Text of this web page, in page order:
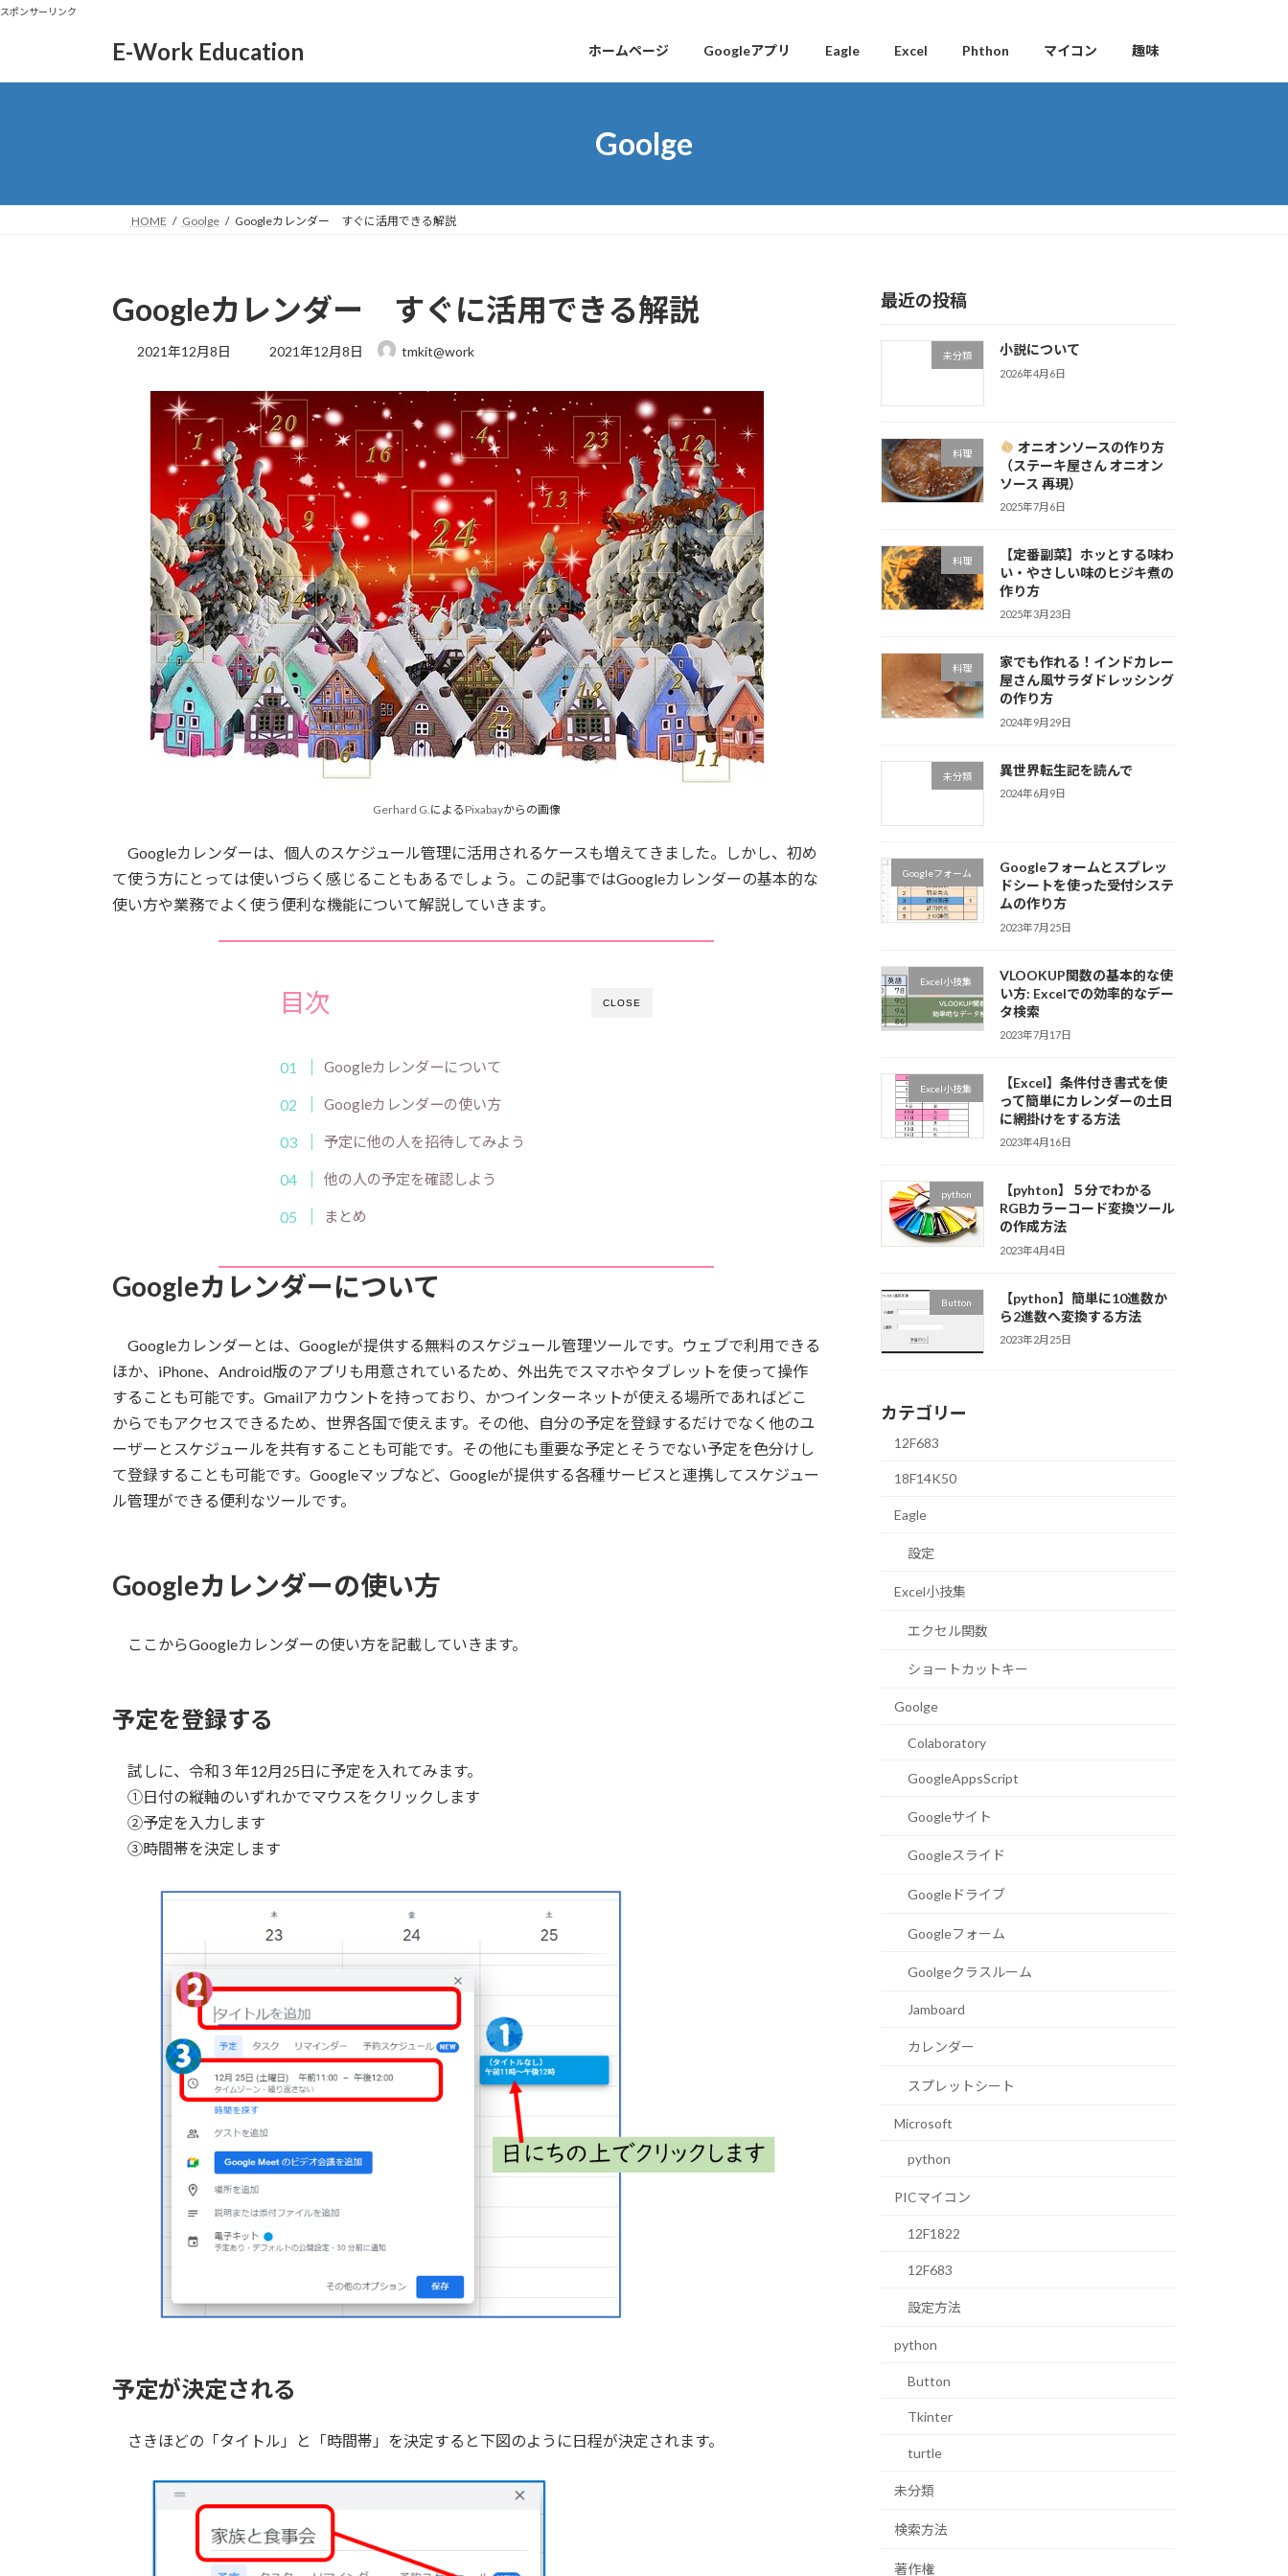
スポンサーリンク
E-Work Education ホームページ Googleアプリ Eagle Excel Phthon マイコン 趣味
Goolge
HOME Goolge Googleカレンダー すぐに活用できる解説
Googleカレンダー すぐに活用できる解説
2021年12月8日
最
新
日
時
:
2021年12月8日 tmkit@work
Gerhard G.による Pixabayからの画像
Googleカレンダーは、個人のスケジュール管理に活用されるケースも増えてきました。しかし、初め
て使う方にとっては使いづらく感じることもあるでしょう。この記事ではGoogleカレンダーの基本的な
使い方や業務でよく使う便利な機能について解説していきます。
CLOSE
目次
Googleカレンダーについて
Googleカレンダーの使い方
予定に他の人を招待してみよう
他の人の予定を確認しよう
まとめ
Googleカレンダーについて
Googleカレンダーとは、Googleが提供する無料のスケジュール管理ツールです。ウェブで利用できる
ほか、iPhone、Android版のアプリも用意されているため、外出先でスマホやタブレットを使って操作
することも可能です。Gmailアカウントを持っており、かつインターネットが使える場所であればどこ
からでもアクセスできるため、世界各国で使えます。その他、自分の予定を登録するだけでなく他のユ
ーザーとスケジュールを共有することも可能です。その他にも重要な予定とそうでない予定を色分けし
て登録することも可能です。Googleマップなど、Googleが提供する各種サービスと連携してスケジュー
ル管理ができる便利なツールです。
Googleカレンダーの使い方
ここからGoogleカレンダーの使い方を記載していきます。
予定を登録する
試しに、令和３年12月25日に予定を入れてみます。
①日付の縦軸のいずれかでマウスをクリックします
②予定を入力します
③時間帯を決定します
予定が決定される
さきほどの「タイトル」と「時間帯」を決定すると下図のように日程が決定されます。
最近の投稿
未分類 小説について
2026年4月6日
料理
オニオンソースの作り方
（ステーキ屋さん オニオン
ソース 再現）
2025年7月6日
料理
【定番副菜】ホッとする味わ
い・やさしい味のヒジキ煮の
作り方
2025年3月23日
料理
家でも作れる！インドカレー
屋さん風サラダドレッシング
の作り方
2024年9月29日
未分類 異世界転生記を読んで
2024年6月9日
Googleフォーム
Googleフォームとスプレッ
ドシートを使った受付システ
ムの作り方
2023年7月25日
Excel小技集
VLOOKUP関数の基本的な使
い方: Excelでの効率的なデー
タ検索
2023年7月17日
Excel小技集
【Excel】条件付き書式を使
って簡単にカレンダーの土日
に網掛けをする方法
2023年4月16日
python
【pyhton】５分でわかる
RGBカラーコード変換ツール
の作成方法
2023年4月4日
Button
【python】簡単に10進数か
ら2進数へ変換する方法
2023年2月25日
カテゴリー
12F683
18F14K50
Eagle
設定
Excel小技集
エクセル関数
ショートカットキー
Goolge
Colaboratory
GoogleAppsScript
Googleサイト
Googleスライド
Googleドライブ
Googleフォーム
Goolgeクラスルーム
Jamboard
カレンダー
スプレットシート
Microsoft
python
PICマイコン
12F1822
12F683
設定方法
python
Button
Tkinter
turtle
未分類
検索方法
著作権